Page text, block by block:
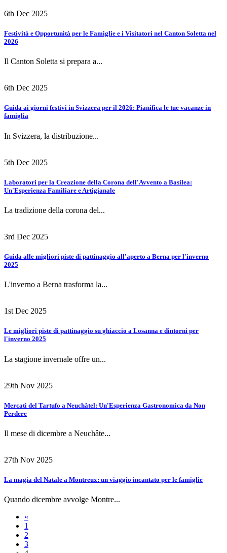
6th Dec 2025
Festività e Opportunità per le Famiglie e i Visitatori nel Canton Soletta nel
2026
Il Canton Soletta si prepara a...
6th Dec 2025
Guida ai giorni festivi in Svizzera per il 2026: Pianifica le tue vacanze in
famiglia
In Svizzera, la distribuzione...
5th Dec 2025
Laboratori per la Creazione della Corona dell'Avvento a Basilea:
Un'Esperienza Familiare e Artigianale
La tradizione della corona del...
3rd Dec 2025
Guida alle migliori piste di pattinaggio all'aperto a Berna per l'inverno
2025
L'inverno a Berna trasforma la...
1st Dec 2025
Le migliori piste di pattinaggio su ghiaccio a Losanna e dintorni per
l'inverno 2025
La stagione invernale offre un...
29th Nov 2025
Mercati del Tartufo a Neuchâtel: Un'Esperienza Gastronomica da Non
Perdere
Il mese di dicembre a Neuchâte...
27th Nov 2025
La magia del Natale a Montreux: un viaggio incantato per le famiglie
Quando dicembre avvolge Montre...
«
1
2
3